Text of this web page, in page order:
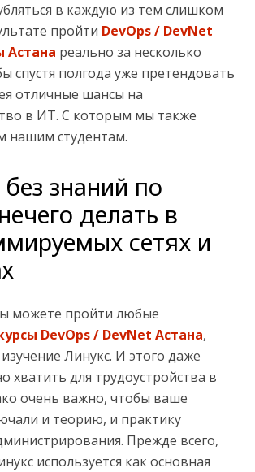
в каждую из тем слишком
пройти DevOps / DevNet
Астана реально за несколько
спустя полгода уже претендовать
отличные шансы на
в ИТ. С которым мы также
нашим студентам.
знаний по
делать в
сетях и
можете пройти любые
DevOps / DevNet Астана,
Линукс. И этого даже
хватить для трудоустройства в
очень важно, чтобы ваше
и теорию, и практику
Прежде всего,
используется как основная